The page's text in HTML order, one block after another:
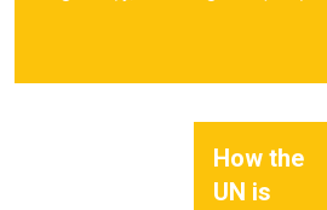
How the
UN is